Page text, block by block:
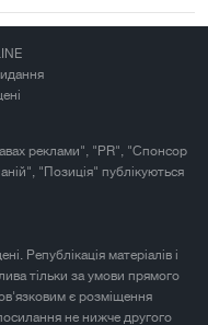
реклами", "PR", "Спонсор
"Позиція" публікуються
Републікація матеріалів і
тільки за умови прямого
є розміщення
не нижче другого